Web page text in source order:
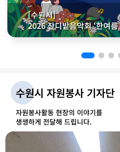
[수원시]
2026 잔디밭음악회 ‘한여
수원시 자원봉사 기자단
자원봉사활동 현장의 이야기를
생생하게 전달해 드립니다.